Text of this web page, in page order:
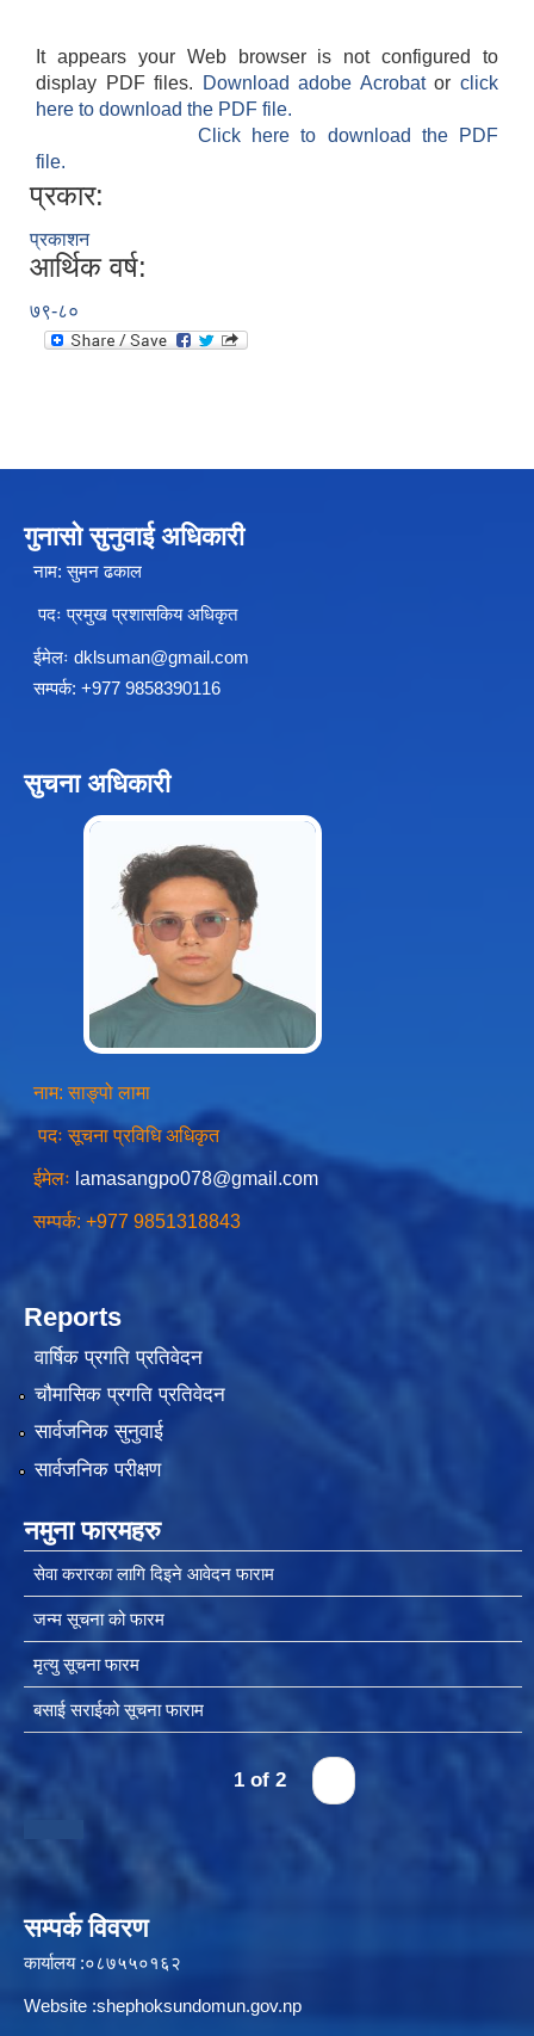
It appears your Web browser is not configured to
display PDF files.
Download adobe Acrobatorclick
here to download the PDF file.
Click here to download the PDF
file.
प्रकार:
प्रकाशन
आर्थिक वर्ष:
७९-८०
गुनासो सुनुवाई अधिकारी
नाम: सुमन ढकाल
पदः प्रमुख प्रशासकिय अधिकृत
ईमेलः dklsuman@gmail.com
सम्पर्क: +977 9858390116
सुचना अधिकारी
नाम: साङ्पो लामा
पदः सूचना प्रविधि अधिकृत
ईमेलः lamasangpo078@gmail.com
सम्पर्क: +977 9851318843
Reports
वार्षिक प्रगति प्रतिवेदन
चौमासिक प्रगति प्रतिवेदन
सार्वजनिक सुनुवाई
सार्वजनिक परीक्षण
नमुना फारमहरु
सेवा करारका लागि दिइने आवेदन फाराम
जन्म सूचना को फारम
मृत्यु सूचना फारम
बसाई सराईको सूचना फाराम
1 of 2
सम्पर्क विवरण
कार्यालय :०८७५५०१६२
Website :shephoksundomun.gov.np